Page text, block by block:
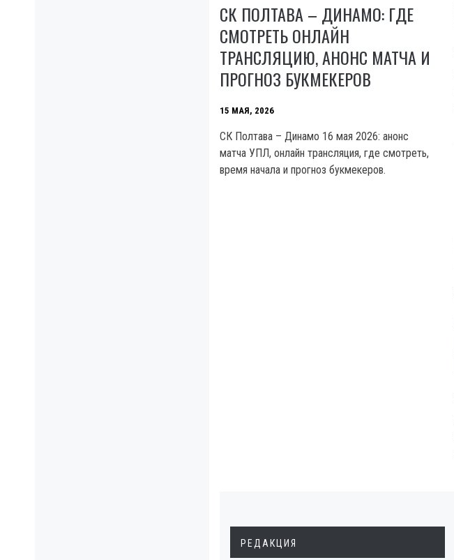
СК ПОЛТАВА – ДИНАМО: ГДЕ
СМОТРЕТЬ ОНЛАЙН
ТРАНСЛЯЦИЮ, АНОНС МАТЧА И
ПРОГНОЗ БУКМЕКЕРОВ
15 МАЯ, 2026
СК Полтава – Динамо 16 мая 2026: анонс
матча УПЛ, онлайн трансляция, где смотреть,
время начала и прогноз букмекеров.
РЕДАКЦИЯ